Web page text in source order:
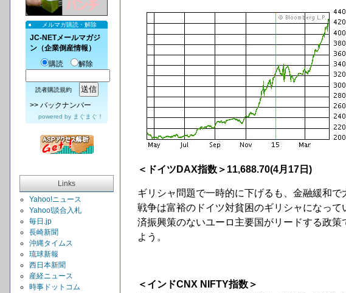
メルマガ購読・解除
JC-NETメールマガジ
ン（企業倒産情報）
購読
解除
読者購読規約
>> バックナンバー
powered by まぐまぐ！
Links
Yahoo!ニュース
Yahoo!談合入札
毎日.jp
長崎新聞
沖縄タイムス
琉球新報
西日本新聞
産経ニュース
時事ドットコム
＜ドイツDAX指数＞11,688.70(4月17日)
ギリシャ問題で一時的に下げるも、金融緩和
戦争は富裕のドイツ対貧困のギリシャになっ
済振興策のないユーロ主要国がリードする政
よう。
＜インドCNX NIFTY指数＞